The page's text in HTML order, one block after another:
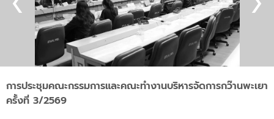
การประชุมคณะกรรมการและคณะทำงานบริหารจัดการกว๊านพะเยา
ครั้งที่ 3/2569